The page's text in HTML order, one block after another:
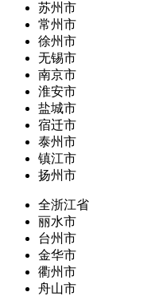
苏州市
常州市
徐州市
无锡市
南京市
淮安市
盐城市
宿迁市
泰州市
镇江市
扬州市
全浙江省
丽水市
台州市
金华市
衢州市
舟山市